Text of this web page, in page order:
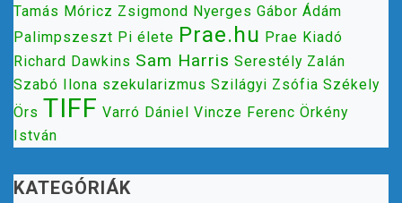
Tamás Móricz Zsigmond Nyerges Gábor Ádám
Palimpszeszt Pi élete Prae.hu Prae Kiadó
Richard Dawkins Sam Harris Serestély Zalán
Szabó Ilona szekularizmus Szilágyi Zsófia Székely
Örs TIFF Varró Dániel Vincze Ferenc Örkény
István
KATEGÓRIÁK